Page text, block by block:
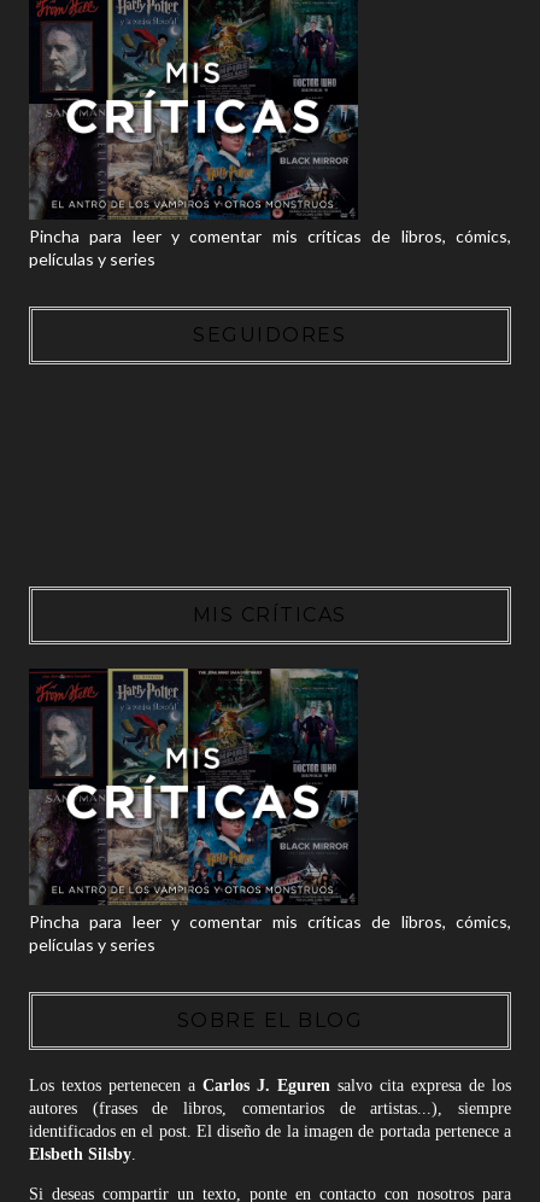
Pincha para leer y comentar mis críticas de libros, cómics,
películas y series
SEGUIDORES
MIS CRÍTICAS
Pincha para leer y comentar mis críticas de libros, cómics,
películas y series
SOBRE EL BLOG
Los textos pertenecen a Carlos J. Egurensalvo cita expresa de los
autores (frases de libros, comentarios de artistas...), siempre
identificados en el post. El diseño de la imagen de portada pertenece a
Elsbeth Silsby.
Si deseas compartir un texto, ponte en contacto con nosotros para